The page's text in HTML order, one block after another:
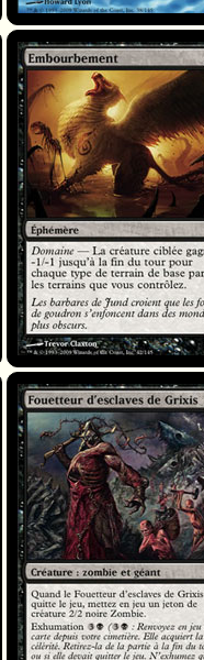
Embourbement
Fouetteur d'esclaves de Grixis